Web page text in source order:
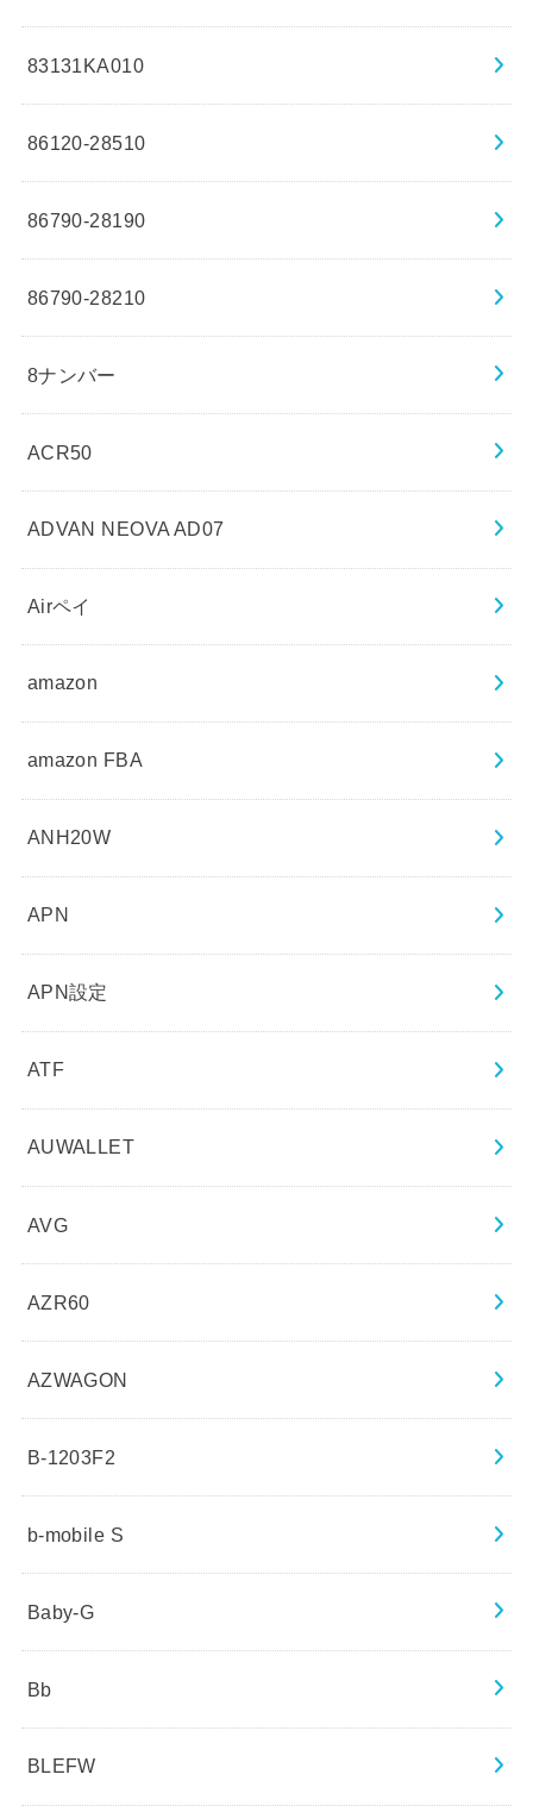
83131KA010
86120-28510
86790-28190
86790-28210
8ナンバー
ACR50
ADVAN NEOVA AD07
Airペイ
amazon
amazon FBA
ANH20W
APN
APN設定
ATF
AUWALLET
AVG
AZR60
AZWAGON
B-1203F2
b-mobile S
Baby-G
Bb
BLEFW